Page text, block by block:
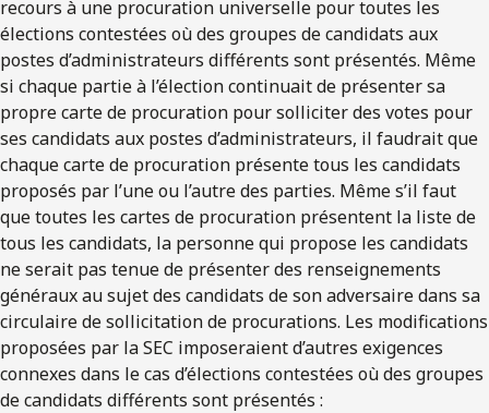
recours à une procuration universelle pour toutes les
élections contestées où des groupes de candidats aux
postes d’administrateurs différents sont présentés. Même
si chaque partie à l’élection continuait de présenter sa
propre carte de procuration pour solliciter des votes pour
ses candidats aux postes d’administrateurs, il faudrait que
chaque carte de procuration présente tous les candidats
proposés par l’une ou l’autre des parties. Même s’il faut
que toutes les cartes de procuration présentent la liste de
tous les candidats, la personne qui propose les candidats
ne serait pas tenue de présenter des renseignements
généraux au sujet des candidats de son adversaire dans sa
circulaire de sollicitation de procurations. Les modifications
proposées par la SEC imposeraient d’autres exigences
connexes dans le cas d’élections contestées où des groupes
de candidats différents sont présentés :